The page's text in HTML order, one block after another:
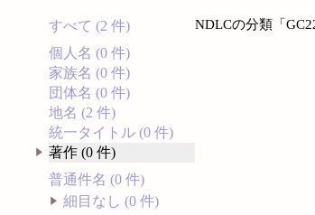
すべて (2 件)
個人名 (0 件)
家族名 (0 件)
団体名 (0 件)
地名 (2 件)
統一タイトル (0 件)
著作 (0 件)
普通件名 (0 件)
細目なし (0 件)
NDLCの分類「